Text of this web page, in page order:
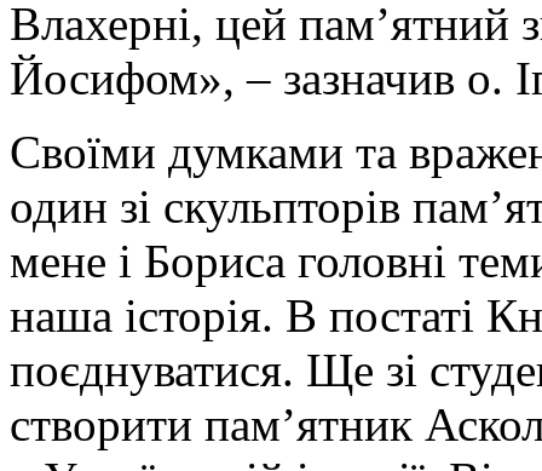
Влахерні, цей пам’ятний
Йосифом», – зазначив о.
Своїми думками та
один зі скульпторів
мене і Бориса головні
наша історія. В постаті
поєднуватися. Ще зі
створити пам’ятник